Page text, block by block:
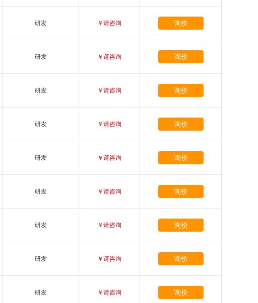
研发 ￥请咨询 询价
研发 ￥请咨询 询价
研发 ￥请咨询 询价
研发 ￥请咨询 询价
研发 ￥请咨询 询价
研发 ￥请咨询 询价
研发 ￥请咨询 询价
研发 ￥请咨询 询价
研发 ￥请咨询 询价